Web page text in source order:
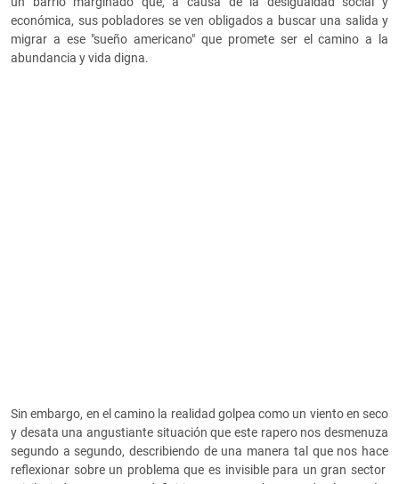
económica, sus pobladores se ven obligados a buscar una salida y
migrar a ese "sueño americano" que promete ser el camino a la
abundancia y vida digna.
Sin embargo, en el camino la realidad golpea como un viento en seco
y desata una angustiante situación que este rapero nos desmenuza
segundo a segundo, describiendo de una manera tal que nos hace
reflexionar sobre un problema que es invisible para un gran sector